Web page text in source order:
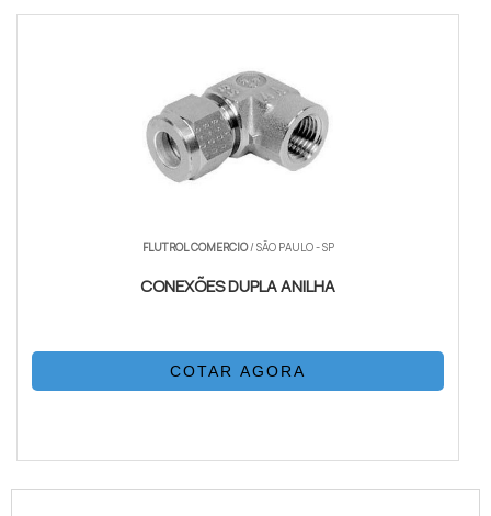
FLUTROL COMERCIO/ SÃO PAULO - SP
CONEXÕES DUPLA ANILHA
COTAR AGORA